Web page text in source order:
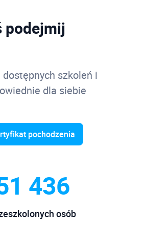
podejmij
szkoleń i
dla siebie
pochodzenia
436
osób